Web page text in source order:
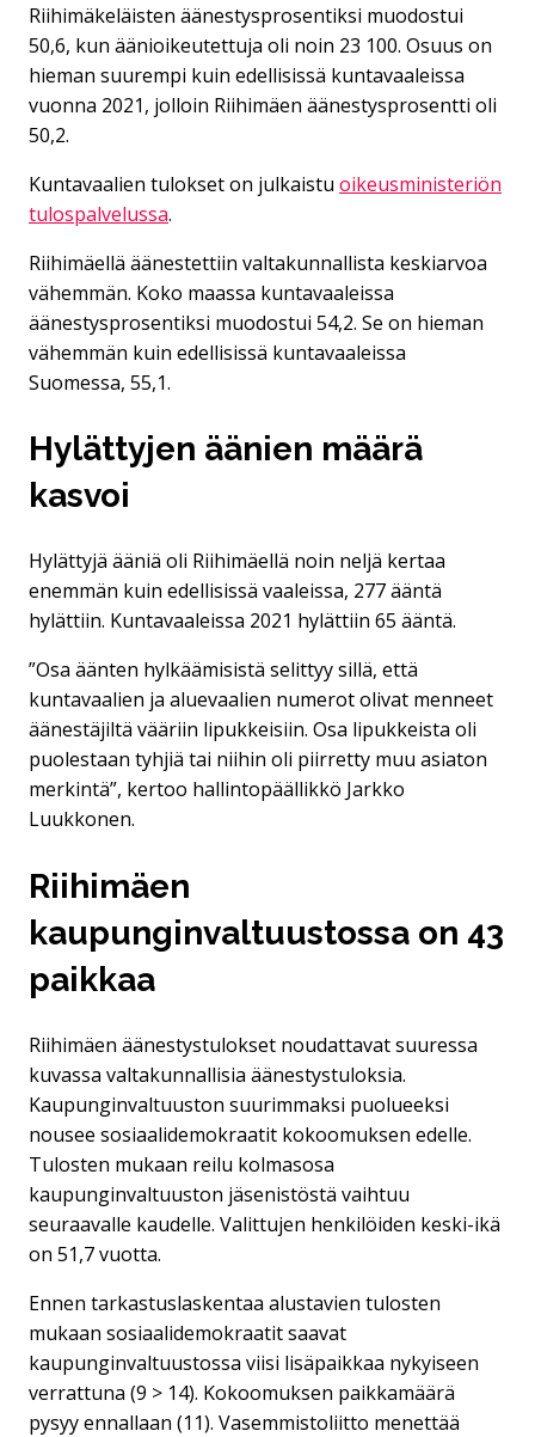
Riihimäkeläisten äänestysprosentiksi muodostui
50,6, kun äänioikeutettuja oli noin 23 100. Osuus on
hieman suurempi kuin edellisissä kuntavaaleissa
vuonna 2021, jolloin Riihimäen äänestysprosentti oli
50,2.
Kuntavaalien tulokset on julkaistu oikeusministeriön
tulospalvelussa.
Riihimäellä äänestettiin valtakunnallista keskiarvoa
vähemmän. Koko maassa kuntavaaleissa
äänestysprosentiksi muodostui 54,2. Se on hieman
vähemmän kuin edellisissä kuntavaaleissa
Suomessa, 55,1.
Hylättyjen äänien määrä
kasvoi
Hylättyjä ääniä oli Riihimäellä noin neljä kertaa
enemmän kuin edellisissä vaaleissa, 277 ääntä
hylättiin. Kuntavaaleissa 2021 hylättiin 65 ääntä.
”Osa äänten hylkäämisistä selittyy sillä, että
kuntavaalien ja aluevaalien numerot olivat menneet
äänestäjiltä vääriin lipukkeisiin. Osa lipukkeista oli
puolestaan tyhjiä tai niihin oli piirretty muu asiaton
merkintä”, kertoo hallintopäällikkö Jarkko
Luukkonen.
Riihimäen
kaupunginvaltuustossa on 43
paikkaa
Riihimäen äänestystulokset noudattavat suuressa
kuvassa valtakunnallisia äänestystuloksia.
Kaupunginvaltuuston suurimmaksi puolueeksi
nousee sosiaalidemokraatit kokoomuksen edelle.
Tulosten mukaan reilu kolmasosa
kaupunginvaltuuston jäsenistöstä vaihtuu
seuraavalle kaudelle. Valittujen henkilöiden keski-ikä
on 51,7 vuotta.
Ennen tarkastuslaskentaa alustavien tulosten
mukaan sosiaalidemokraatit saavat
kaupunginvaltuustossa viisi lisäpaikkaa nykyiseen
verrattuna (9 > 14). Kokoomuksen paikkamäärä
pysyy ennallaan (11). Vasemmistoliitto menettää